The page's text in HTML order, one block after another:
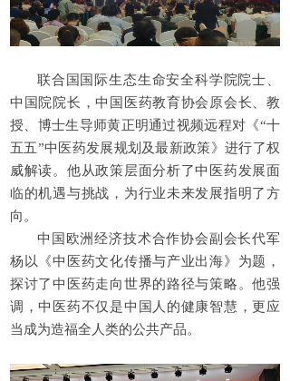
联合国国际生态生命安全科学院院士、
中国院院长，中国医药教育协会原会长、教
授、博士生导师黄正明通过视频远程对《“十
五五”中医药发展规划及最新政策》进行了权
威解读。他从政策层面分析了中医药发展面
临的机遇与挑战，为行业未来发展指明了方
向。
中国欧洲经济技术合作协会副会长代军
杨以《中医药文化传播与产业出海》为题，
探讨了中医药走向世界的路径与策略。他强
调，中医药不仅是中国人的健康智慧，更应
当成为造福全人类的公共产品。